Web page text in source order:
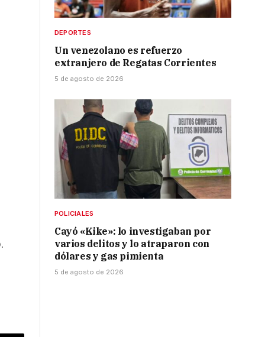
DEPORTES
Un venezolano es refuerzo
extranjero de Regatas Corrientes
5 de agosto de 2026
POLICIALES
Cayó «Kike»: lo investigaban por
varios delitos y lo atraparon con
dólares y gas pimienta
5 de agosto de 2026